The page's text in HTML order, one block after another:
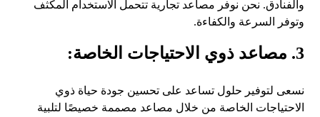
والفنادق. نحن نوفر مصاعد تجارية تتحمل الاستخدام المكثف
وتوفر السرعة والكفاءة.
3. مصاعد ذوي الاحتياجات الخاصة:
نسعى لتوفير حلول تساعد على تحسين جودة حياة ذوي
الاحتياجات الخاصة من خلال مصاعد مصممة خصيصًا لتلبية